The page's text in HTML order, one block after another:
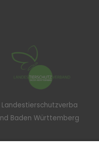
Landestierschutzverba
nd Baden Württemberg